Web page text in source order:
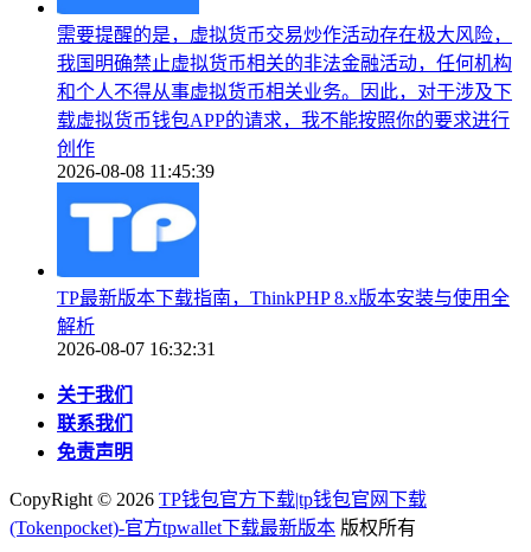
需要提醒的是，虚拟货币交易炒作活动存在极大风险，
我国明确禁止虚拟货币相关的非法金融活动，任何机构
和个人不得从事虚拟货币相关业务。因此，对于涉及下
载虚拟货币钱包APP的请求，我不能按照你的要求进行
创作
2026-08-08 11:45:39
TP最新版本下载指南，ThinkPHP 8.x版本安装与使用全
解析
2026-08-07 16:32:31
关于我们
联系我们
免责声明
CopyRight © 2026 TP钱包官方下载|tp钱包官网下载
(Tokenpocket)-官方tpwallet下载最新版本 版权所有